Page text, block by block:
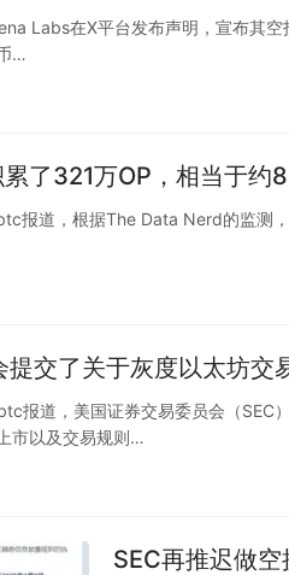
Labs在X平台发布声明，宣布其
…
了321万OP，相当于约
报道，根据The Data Nerd的监测
交了关于灰度以太坊交
报道，美国证券交易委员会（SEC
市以及交易规则…
SEC再推迟做